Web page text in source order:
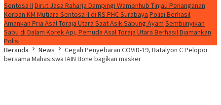
Sentosa II Dirut Jasa Raharja Dampingi Wamenhub Tinjau Penanganan
Korban KM Mutiara Sentosa II di RS PHC Surabaya Polisi Berhasil
Amankan Pria Asal Toraja Utara Saat Asik Sabung Ayam Sembunyikan
Sabu di Dalam Korek Api, Pemuda Asal Toraja Utara Berhasil Diamankan
Polisi
Beranda
News
Cegah Penyebaran COVID-19, Batalyon C Pelopor
bersama Mahasiswa IAIN Bone bagikan masker